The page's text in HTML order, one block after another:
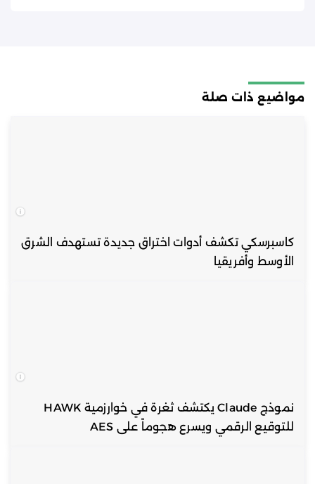
مواضيع ذات صلة
كاسبرسكي تكشف أدوات اختراق جديدة تستهدف الشرق
الأوسط وأفريقيا
نموذج Claude يكتشف ثغرة في خوارزمية HAWK
للتوقيع الرقمي ويسرع هجوماً على AES